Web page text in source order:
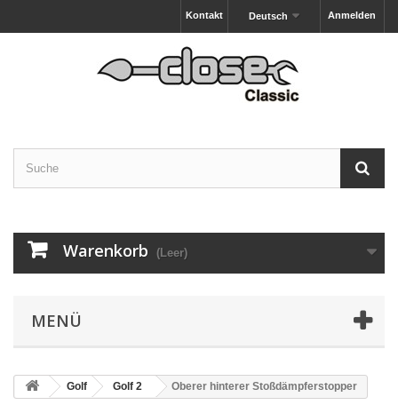
Anmelden
Deutsch
Kontakt
Warenkorb (Leer)
MENÜ
Golf Golf 2 Oberer hinterer Stoßdämpferstopper